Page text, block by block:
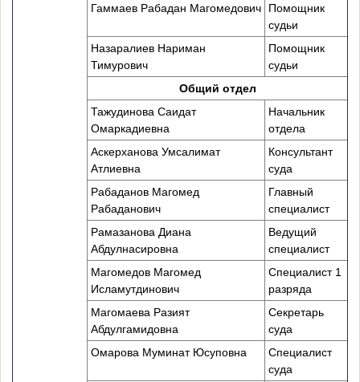
Гаммаев Рабадан Магомедович
Помощник
судьи
Назаралиев Нариман
Тимурович
Помощник
судьи
Общий отдел
Тажудинова Саидат
Омаркадиевна
Начальник
отдела
Аскерханова Умсалимат
Атлиевна
Консультант
суда
Рабаданов Магомед
Рабаданович
Главный
специалист
Рамазанова Диана
Абдулнасировна
Ведущий
специалист
Магомедов Магомед
Исламутдинович
Специалист 1
разряда
Магомаева Разият
Абдулгамидовна
Секретарь
суда
Омарова Муминат Юсуповна
Специалист
суда